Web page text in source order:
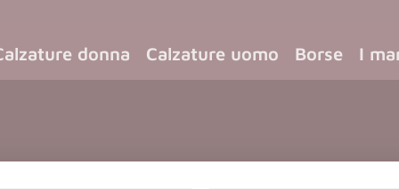
donna Calzature uomo Borse I